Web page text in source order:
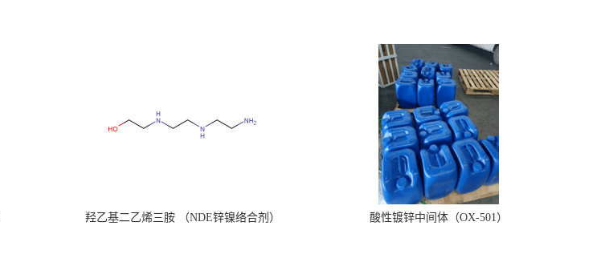
羟乙基二乙烯三胺 （NDE锌镍络合剂） 酸性镀锌中间体（OX-501）